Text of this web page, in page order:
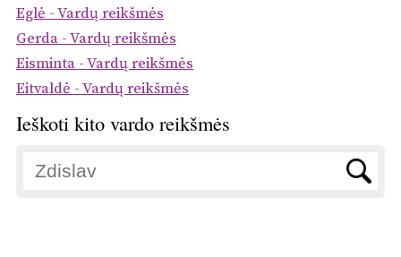
Eglė - Vardų reikšmės
Gerda - Vardų reikšmės
Eisminta - Vardų reikšmės
Eitvaldė - Vardų reikšmės
Ieškoti kito vardo reikšmės